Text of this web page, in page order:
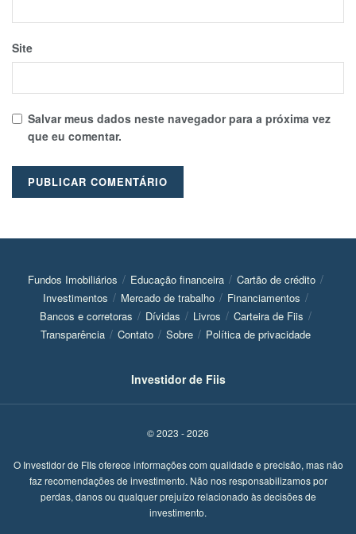
Site
Salvar meus dados neste navegador para a próxima vez
que eu comentar.
Fundos Imobiliários Educação financeira
Cartão de crédito
Investimentos
Mercado de trabalho
Financiamentos
Bancos e corretoras
Dívidas Livros
Carteira de Fiis
Transparência
Contato Sobre Política de privacidade
Investidor de Fiis
© 2023 - 2026
O Investidor de FIIs oferece informações com qualidade e precisão, mas não
faz recomendações de investimento. Não nos responsabilizamos por
perdas, danos ou qualquer prejuízo relacionado às decisões de
investimento.